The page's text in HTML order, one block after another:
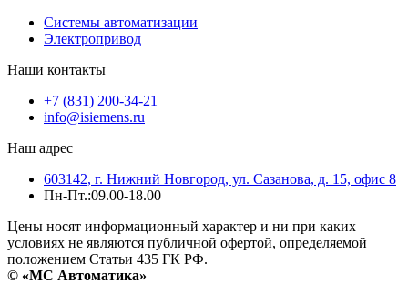
Системы автоматизации
Электропривод
Наши контакты
+7 (831) 200-34-21
info@isiemens.ru
Наш адрес
603142, г. Нижний Новгород, ул. Сазанова, д. 15, офис 8
Пн-Пт.:09.00-18.00
Цены носят информационный характер и ни при каких
условиях не являются публичной офертой, определяемой
положением Статьи 435 ГК РФ.
© «МС Автоматика»